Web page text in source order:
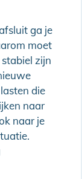
ga je
moet
zijn
die
naar
naar je